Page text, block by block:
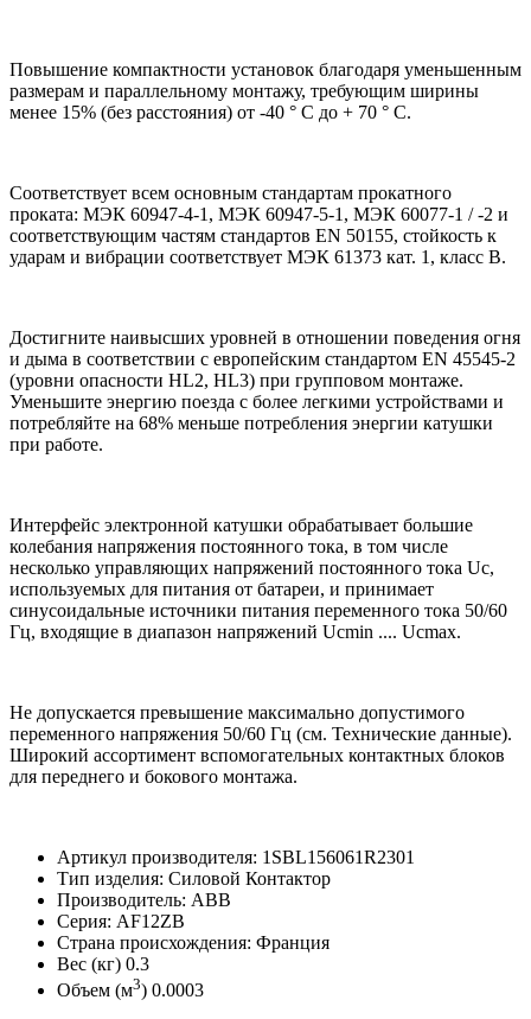
Повышение компактности установок благодаря уменьшенным
размерам и параллельному монтажу, требующим ширины
менее 15% (без расстояния) от -40 ° C до + 70 ° C.
Соответствует всем основным стандартам прокатного
проката: МЭК 60947-4-1, МЭК 60947-5-1, МЭК 60077-1 / -2 и
соответствующим частям стандартов EN 50155, стойкость к
ударам и вибрации соответствует МЭК 61373 кат. 1, класс B.
Достигните наивысших уровней в отношении поведения огня
и дыма в соответствии с европейским стандартом EN 45545-2
(уровни опасности HL2, HL3) при групповом монтаже.
Уменьшите энергию поезда с более легкими устройствами и
потребляйте на 68% меньше потребления энергии катушки
при работе.
Интерфейс электронной катушки обрабатывает большие
колебания напряжения постоянного тока, в том числе
несколько управляющих напряжений постоянного тока Uc,
используемых для питания от батареи, и принимает
синусоидальные источники питания переменного тока 50/60
Гц, входящие в диапазон напряжений Ucmin .... Ucmax.
Не допускается превышение максимально допустимого
переменного напряжения 50/60 Гц (см. Технические данные).
Широкий ассортимент вспомогательных контактных блоков
для переднего и бокового монтажа.
Артикул производителя: 1SBL156061R2301
Тип изделия: Силовой Контактор
Производитель: ABB
Серия: AF12ZB
Страна происхождения: Франция
Вес (кг) 0.3
Объем (м3) 0.0003